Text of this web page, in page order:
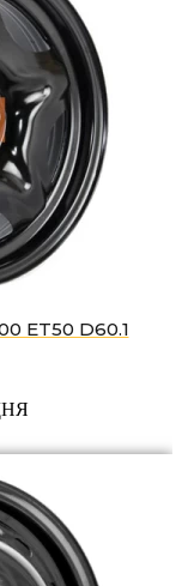
ET50 D60.1